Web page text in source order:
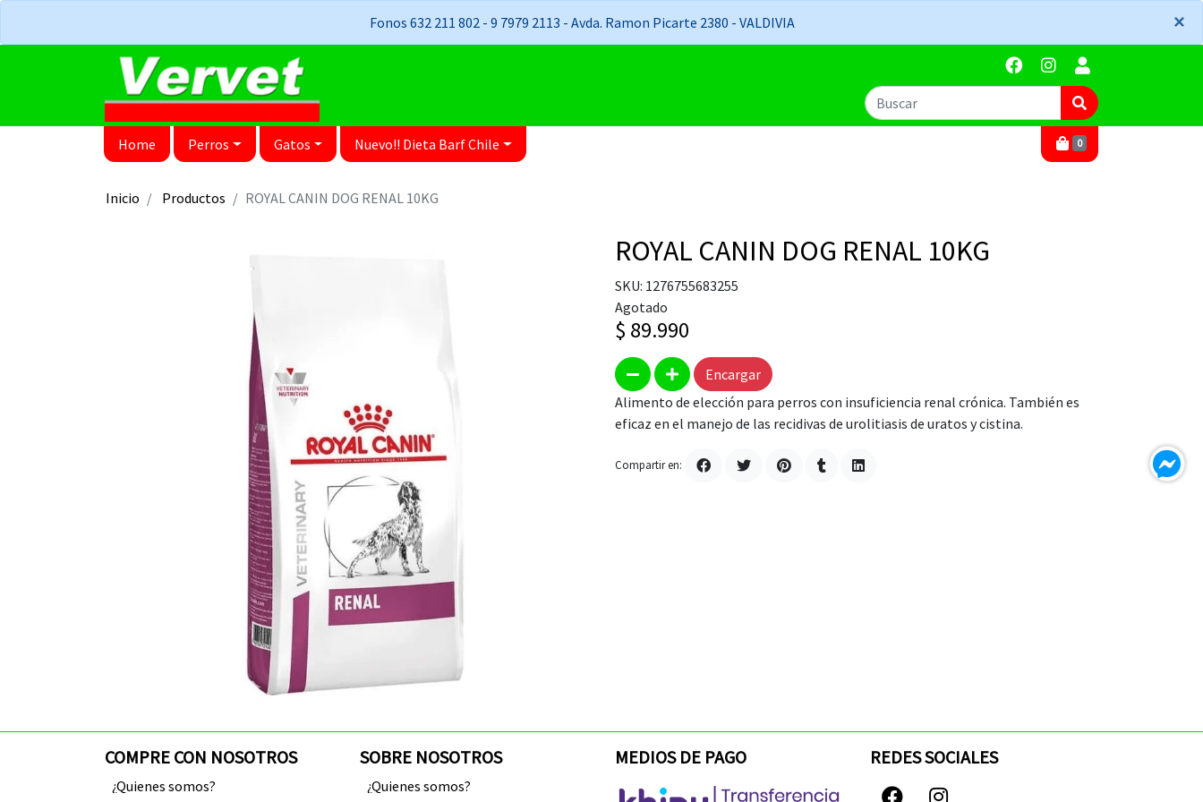
Fonos 632 211 802 - 9 7979 2113 - Avda. Ramon Picarte 2380 - VALDIVIA ×
×
Home Perros Gatos Nuevo!! Dieta Barf Chile 0
Inicio Productos ROYAL CANIN DOG RENAL 10KG
ROYAL CANIN DOG RENAL 10KG
SKU: 1276755683255
Agotado
$ 89.990
Encargar
Alimento de elección para perros con insuficiencia renal crónica. También es
eficaz en el manejo de las recidivas de urolitiasis de uratos y cistina.
Compartir en:
COMPRE CON NOSOTROS
¿Quienes somos?
SOBRE NOSOTROS
¿Quienes somos?
MEDIOS DE PAGO REDES SOCIALES